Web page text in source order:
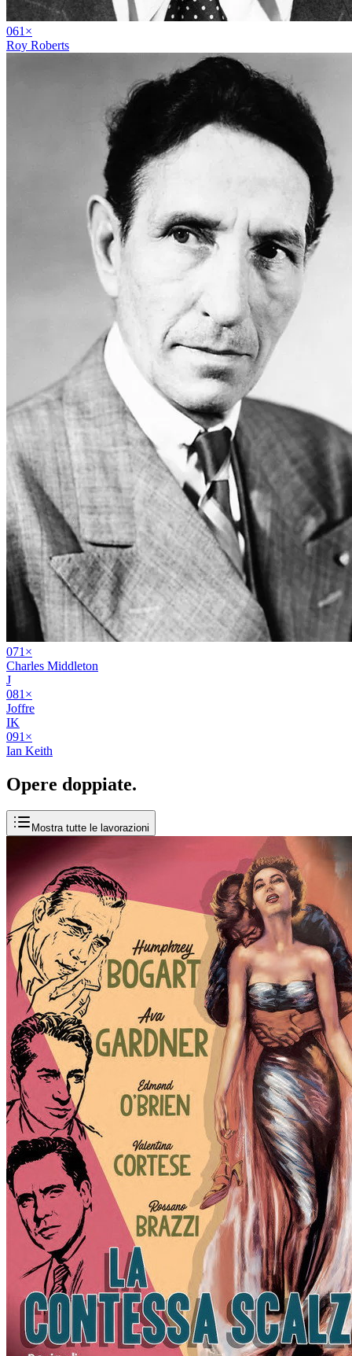
061 ×
Roy Roberts
071 ×
Charles Middleton
J
081 ×
Joffre
IK
091 ×
Ian Keith
Opere doppiate.
Mostra tutte le lavorazioni